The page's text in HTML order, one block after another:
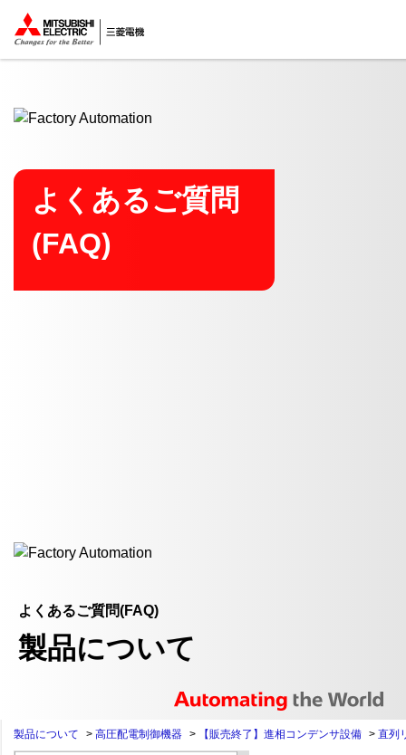
ここから本文
よくあるご質問
(FAQ)
よくあるご質問(FAQ)
製品について
製品について > 高圧配電制御機器 > 【販売終了】進相コンデンサ設備 > 直列